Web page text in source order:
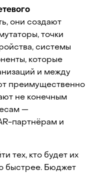
они создают
точки
системы
которые
и между
преимущественно
не конечным
—
партнёрам и
тех, кто будет их
быстрее. Бюджет